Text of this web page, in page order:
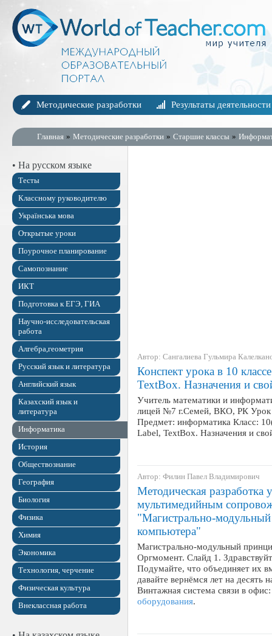
Методические разработки Результаты деятельности
Главная » Методические разработки » Старшие классы »
• На русском языке
Тесты
Классному руководителю
Українська мова
Открытые уроки
Поурочное планирование
Самопознание
ИКТ
Подготовка к ЕГЭ, ГИА
Научно-исследовательская
работа
Алгебра,геометрия
Русский язык и литература
Английский язык
Казахский язык и
литература
Информатика
История
Обществознание
География
Биология
Физика
Химия
Экономика
Технология, черчение
Физическая культура
Внеклассная работа
Автор: Сангалиева Гульмира
Конспект урока в 10
TextBox. Назначения и
Учитель математики и
лицей №7 г.Семей, ВКО, РК Урок
Предмет: информатика Класс:
Label, TextBox. Назначения и
Автор: Филин Павел Владимирович
Методическая разработка
мультимедийным
"Магистрально-
компьютера"
Магистрально-модульный
Оргмомент. Слайд 1.
Подумайте, что объединяет их
давайте вернёмся лет на десять
Винтажная система связи в
оборудования.